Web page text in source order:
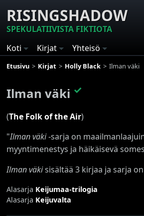
RISINGSHADOW
SPEKULATIIVISTA FIKTIOTA
Koti
Kirjat Yhteisö
Etusivu Kirjat Holly Black Ilman väki
Ilman väki ✓
(The Folk of the Air)
"Ilman väki-sarja on
myyntimenestys ja häikäisevä
Ilman väkisisältää 3 kirjaa ja sarja
Alasarja Keijumaa-trilogia
Alasarja Keijuvalta